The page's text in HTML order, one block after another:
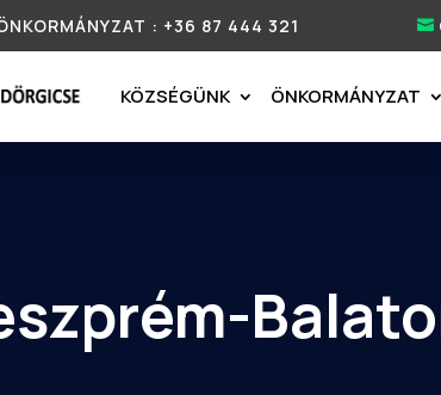
: +36 87 444 321
KÖZSÉGÜNK ÖNKORMÁNYZAT